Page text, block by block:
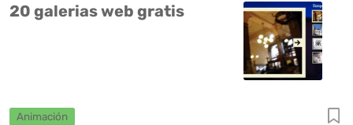
20 galerias web gratis
Animación